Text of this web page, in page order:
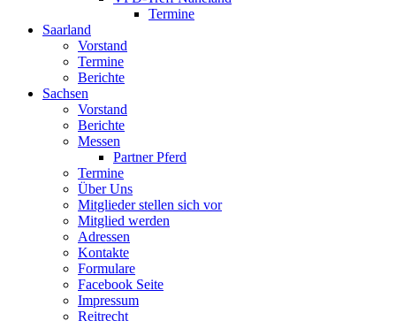
Termine
Saarland
Vorstand
Termine
Berichte
Sachsen
Vorstand
Berichte
Messen
Partner Pferd
Termine
Über Uns
Mitglieder stellen sich vor
Mitglied werden
Adressen
Kontakte
Formulare
Facebook Seite
Impressum
Reitrecht